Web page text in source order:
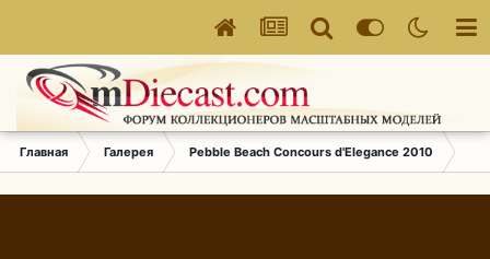
Главная Галерея Pebble Beach Concours d'Elegance 2010